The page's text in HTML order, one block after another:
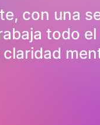
con una
todo